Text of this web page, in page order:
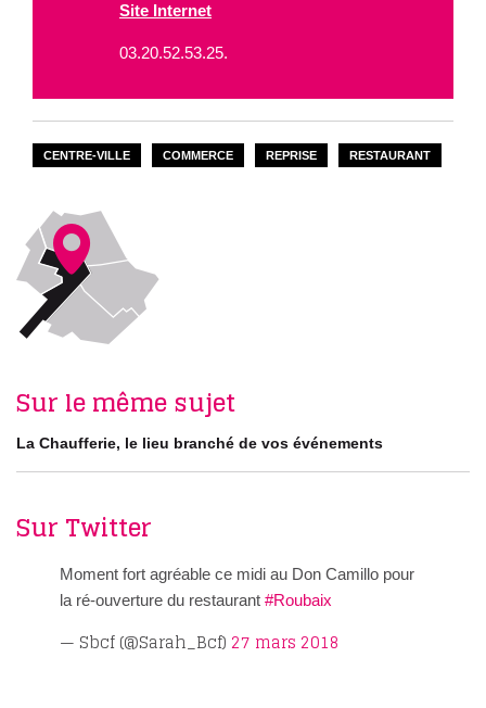
Site Internet
03.20.52.53.25.
CENTRE-VILLE COMMERCE REPRISE RESTAURANT
Sur le même sujet
La Chaufferie, le lieu branché de vos événements
Sur Twitter
Moment fort agréable ce midi au Don Camillo pour
la ré-ouverture du restaurant #Roubaix
— Sbcf (@Sarah_Bcf)27 mars 2018